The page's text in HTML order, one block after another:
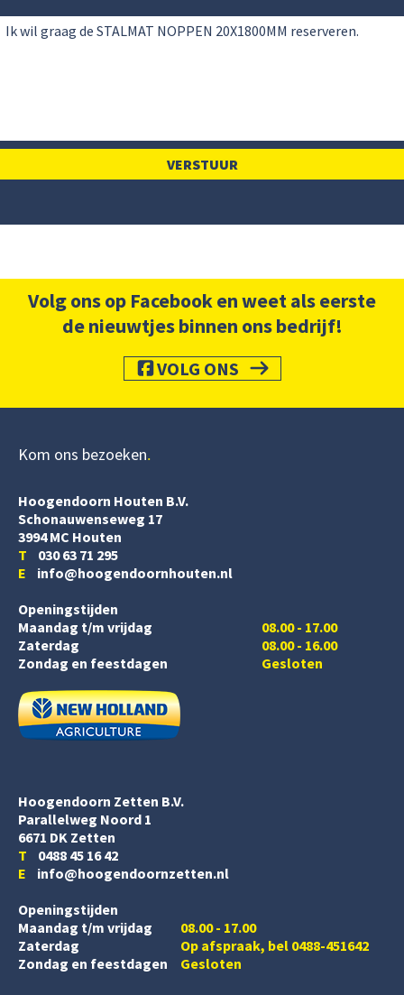
Volg ons op Facebook en weet als eerste
de nieuwtjes binnen ons bedrijf!
VOLG ONS
Kom ons bezoeken
Hoogendoorn Houten B.V.
Schonauwenseweg 17
3994 MC Houten
T 030 63 71 295
E info@hoogendoornhouten.nl
Openingstijden
Maandag t/m vrijdag
Zaterdag
08.00 - 17.00
08.00 - 16.00
Zondag en feestdagen
Gesloten
Hoogendoorn Zetten B.V.
Parallelweg Noord 1
6671 DK Zetten
T 0488 45 16 42
E info@hoogendoornzetten.nl
Openingstijden
Maandag t/m vrijdag
08.00 - 17.00
Zaterdag
Op afspraak, bel 0488-451642
Zondag en feestdagen
Gesloten